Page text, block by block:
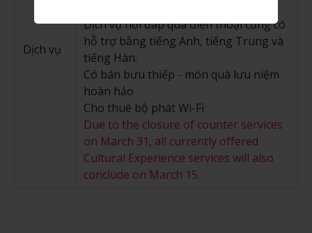
Dịch vụ
Dịch vụ hỏi đáp qua điện thoại cũng có
hỗ trợ bằng tiếng Anh, tiếng Trung và
tiếng Hàn.
Có bán bưu thiếp - món quà lưu niệm
hoàn hảo
Cho thuê bộ phát Wi-Fi
Due to the closure of counter services
on March 31, all currently offered
Cultural Experience services will also
conclude on March 15.